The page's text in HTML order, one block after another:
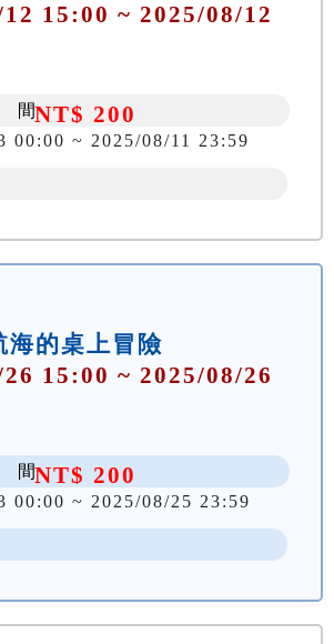
15:00 ~ 2025/08/12
NT$ 200
間
00:00 ~ 2025/08/11 23:59
海的桌上冒險
15:00 ~ 2025/08/26
NT$ 200
間
00:00 ~ 2025/08/25 23:59